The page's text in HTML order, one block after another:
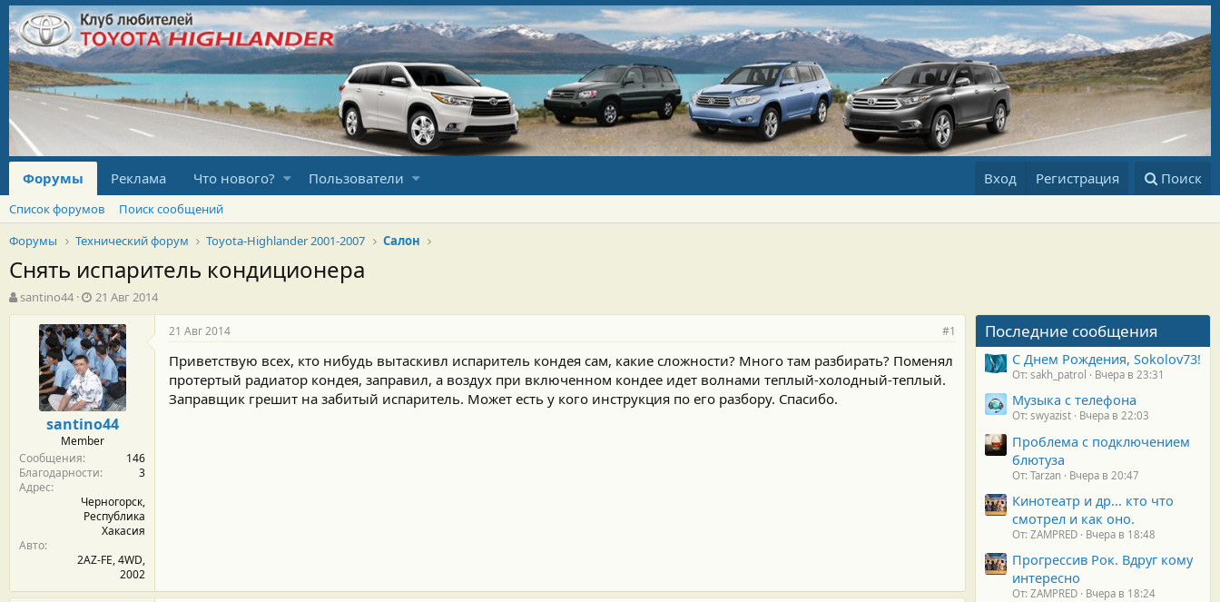
Форумы Реклама Что нового? Пользователи Вход Регистрация Поиск
Список форумов
Поиск сообщений
Форумы
Технический форум Toyota-Highlander 2001-2007 Салон
Снять испаритель кондиционера
А
в
santino44
Д
а
т
а
н
а
ч
а
л
а
21 Авг 2014
santino44
Member
Сообщения
146
Благодарности
3
Адрес
Черногорск,
Республика
Хакасия
Авто
2AZ-FE, 4WD,
2002
21 Авг 2014 #1
Приветствую всех, кто нибудь вытаскивл испаритель кондея сам, какие сложности? Много там разбирать? Поменял
протертый радиатор кондея, заправил, а воздух при включенном кондее идет волнами теплый-холодный-теплый.
Заправщик грешит на забитый испаритель. Может есть у кого инструкция по его разбору. Спасибо.
Последние сообщения
С Днем Рождения, Sokolov73!
От: sakh_patrol Вчера в 23:31
Музыка с телефона
От: swyazist Вчера в 22:03
Проблема с подключением
блютуза
От: Tarzan Вчера в 20:47
Кинотеатр и др... кто что
смотрел и как оно.
От: ZAMPRED Вчера в 18:48
Прогрессив Рок. Вдруг кому
интересно
От: ZAMPRED Вчера в 18:24